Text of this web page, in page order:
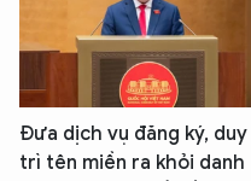
Đưa dịch vụ đăng ký, duy
trì tên miền ra khỏi danh